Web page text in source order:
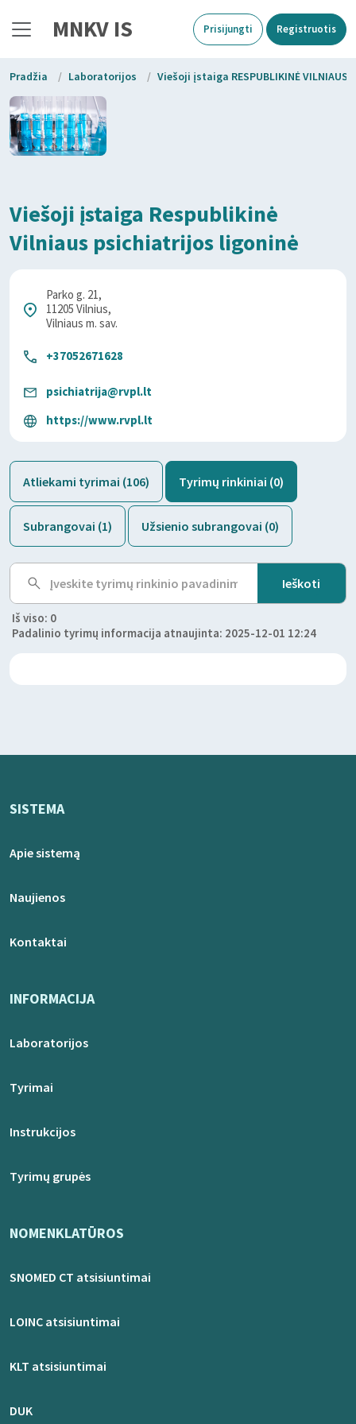
MNKV IS Prisijungti Registruotis
Pradžia / Laboratorijos / Viešoji įstaiga RESPUBLIKINĖ VILNIAUS
Viešoji įstaiga Respublikinė
Vilniaus psichiatrijos ligoninė
Parko g. 21,
11205 Vilnius,
Vilniaus m. sav.
+37052671628
psichiatrija@rvpl.lt
https://www.rvpl.lt
Atliekami tyrimai (106) Tyrimų rinkiniai (0)
Subrangovai (1) Užsienio subrangovai (0)
Iš viso: 0
Padalinio tyrimų informacija atnaujinta: 2025-12-01 12:24
SISTEMA
Apie sistemą
Naujienos
Kontaktai
INFORMACIJA
Laboratorijos
Tyrimai
Instrukcijos
Tyrimų grupės
NOMENKLATŪROS
SNOMED CT atsisiuntimai
LOINC atsisiuntimai
KLT atsisiuntimai
DUK